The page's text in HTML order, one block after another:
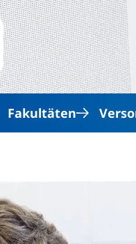
Fakultäten